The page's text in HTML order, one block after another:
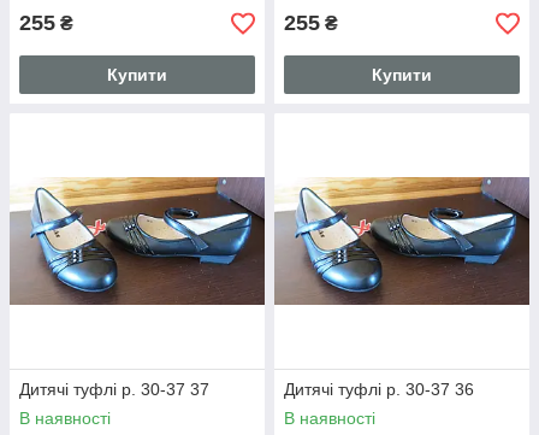
255 ₴
Купити
255 ₴
Купити
Дитячі туфлі р. 30-37 37
В наявності
Дитячі туфлі р. 30-37 36
В наявності